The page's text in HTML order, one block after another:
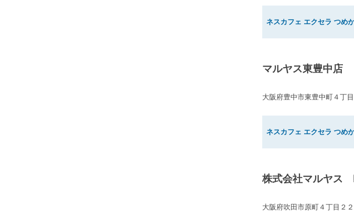
ネスカフェ エクセラ つめ
マルヤス東豊中店
大阪府豊中市東豊中町４丁
ネスカフェ エクセラ つめ
株式会社マルヤス
大阪府吹田市原町４丁目２